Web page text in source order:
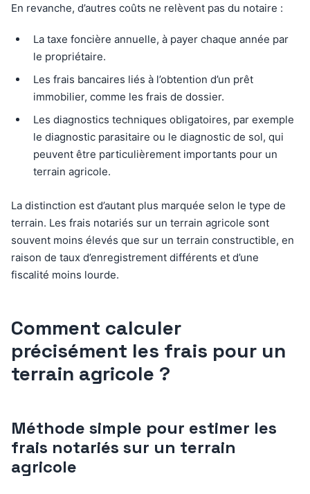
En revanche, d’autres coûts ne relèvent pas du notaire :
La taxe foncière annuelle, à payer chaque année par
le propriétaire.
Les frais bancaires liés à l’obtention d’un prêt
immobilier, comme les frais de dossier.
Les diagnostics techniques obligatoires, par exemple
le diagnostic parasitaire ou le diagnostic de sol, qui
peuvent être particulièrement importants pour un
terrain agricole.
La distinction est d’autant plus marquée selon le type de
terrain. Les frais notariés sur un terrain agricole sont
souvent moins élevés que sur un terrain constructible, en
raison de taux d’enregistrement différents et d’une
fiscalité moins lourde.
Comment calculer
précisément les frais pour un
terrain agricole ?
Méthode simple pour estimer les
frais notariés sur un terrain
agricole